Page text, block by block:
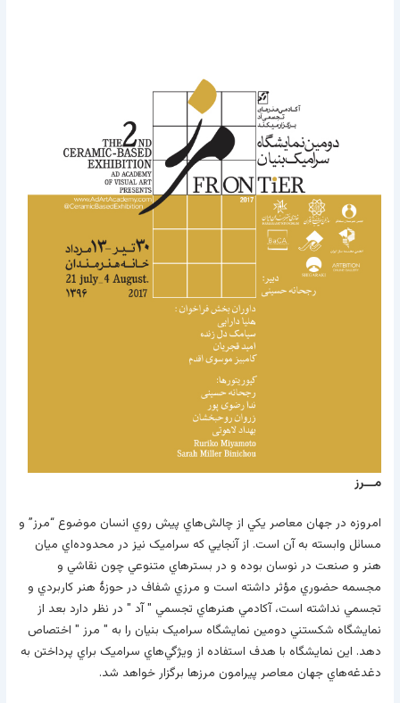
مـــرز
امروزه در جهان معاصر يکي از چالش‌هاي پيش روي انسان موضوع “مرز” و
مسائل وابسته به آن است. از آنجايي که سراميک نيز در محدوده‌اي ميان
هنر و صنعت در نوسان بوده و در بسترهاي متنوعي چون نقاشي و
مجسمه حضوري مؤثر داشته است و مرزي شفاف در حوزۀ هنر کاربردي و
تجسمي نداشته است، آکادمي هنرهاي تجسمي " آد " در نظر دارد بعد از
نمايشگاه شکستني دومين نمايشگاه سراميک بنيان را به " مرز " اختصاص
دهد. اين نمايشگاه با هدف استفاده از ويژگي‌هاي سراميک براي پرداختن به
دغدغه‌هاي جهان معاصر پيرامون مرزها برگزار خواهد شد.